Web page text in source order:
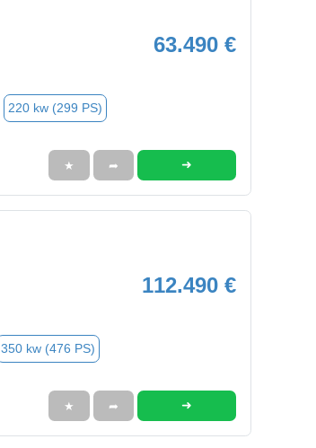
63.490 €
220 kw (299 PS)
★ ➦ ➜
112.490 €
350 kw (476 PS)
★ ➦ ➜